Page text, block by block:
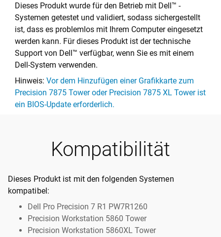
Dieses Produkt wurde für den Betrieb mit Dell™ -
Systemen getestet und validiert, sodass sichergestellt
ist, dass es problemlos mit Ihrem Computer eingesetzt
werden kann. Für dieses Produkt ist der technische
Support von Dell™ verfügbar, wenn Sie es mit einem
Dell-System verwenden.
Hinweis: Vor dem Hinzufügen einer Grafikkarte zum
Precision 7875 Tower oder Precision 7875 XL Tower ist
ein BIOS-Update erforderlich.
Kompatibilität
Dieses Produkt ist mit den folgenden Systemen
kompatibel:
Dell Pro Precision 7 R1 PW7R1260
Precision Workstation 5860 Tower
Precision Workstation 5860XL Tower